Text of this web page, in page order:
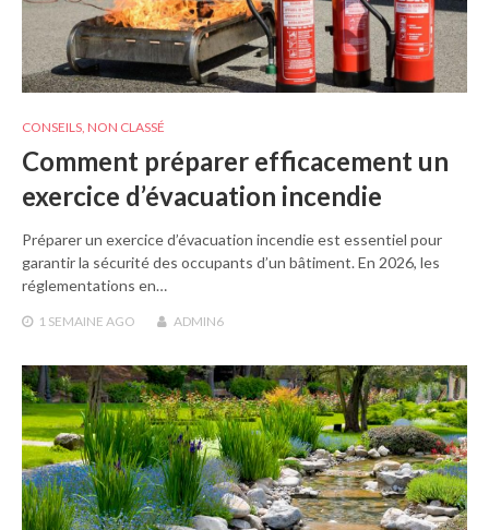
CONSEILS NON CLASSÉ
Comment préparer efficacement un
exercice d’évacuation incendie
Préparer un exercice d’évacuation incendie est essentiel pour
garantir la sécurité des occupants d’un bâtiment. En 2026, les
réglementations en…
1 SEMAINE AGO ADMIN6